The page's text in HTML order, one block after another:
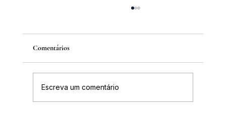
Comentários
Escreva um comentário